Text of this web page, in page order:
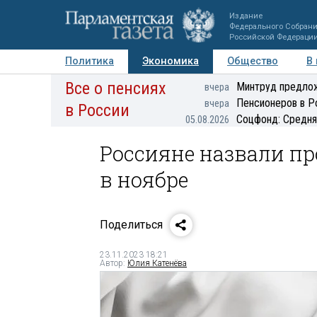
Издание
Федерального
Российской
Политика Экономика Общество
В
Авторы Персоны Мнения Регионы
Все о пенсиях
в России
вчера Минтруд
вчера Пенсионеров в
05.08.2026 Соцфонд:
Россияне назвали
в ноябре
Поделиться
23.11.2023 18:21
Автор: Юлия Катенёва